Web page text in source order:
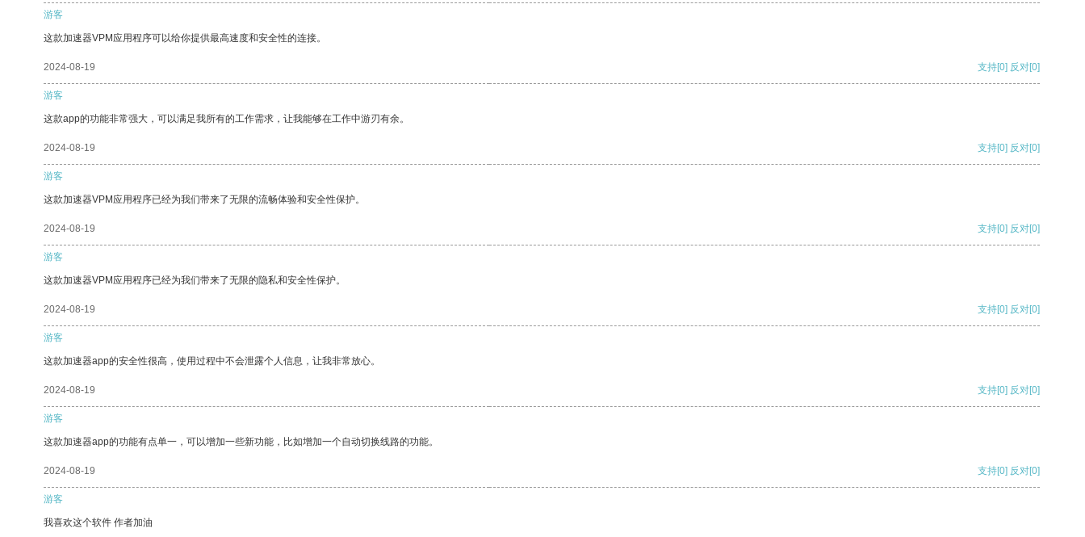
游客
这款加速器VPM应用程序可以给你提供最高速度和安全性的连接。
2024-08-19 支持[0] 反对[0]
游客
这款app的功能非常强大，可以满足我所有的工作需求，让我能够在工作中游刃有余。
2024-08-19 支持[0] 反对[0]
游客
这款加速器VPM应用程序已经为我们带来了无限的流畅体验和安全性保护。
2024-08-19 支持[0] 反对[0]
游客
这款加速器VPM应用程序已经为我们带来了无限的隐私和安全性保护。
2024-08-19 支持[0] 反对[0]
游客
这款加速器app的安全性很高，使用过程中不会泄露个人信息，让我非常放心。
2024-08-19 支持[0] 反对[0]
游客
这款加速器app的功能有点单一，可以增加一些新功能，比如增加一个自动切换线路的功能。
2024-08-19 支持[0] 反对[0]
游客
我喜欢这个软件 作者加油